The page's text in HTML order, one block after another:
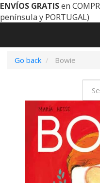
ENVÍOS GRATISen
península y PORTUGAL)
Go back
Bowie